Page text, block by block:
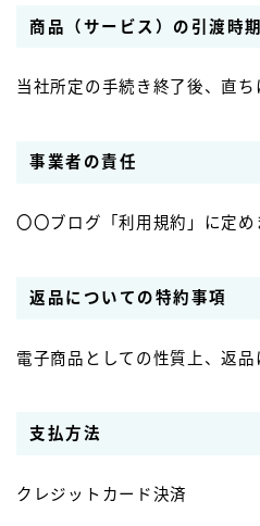
商品（サービス）の引渡時期
当社所定の手続き終了後、直ち
事業者の責任
〇〇ブログ「利用規約」に定め
返品についての特約事項
電子商品としての性質上、返品
支払方法
クレジットカード決済